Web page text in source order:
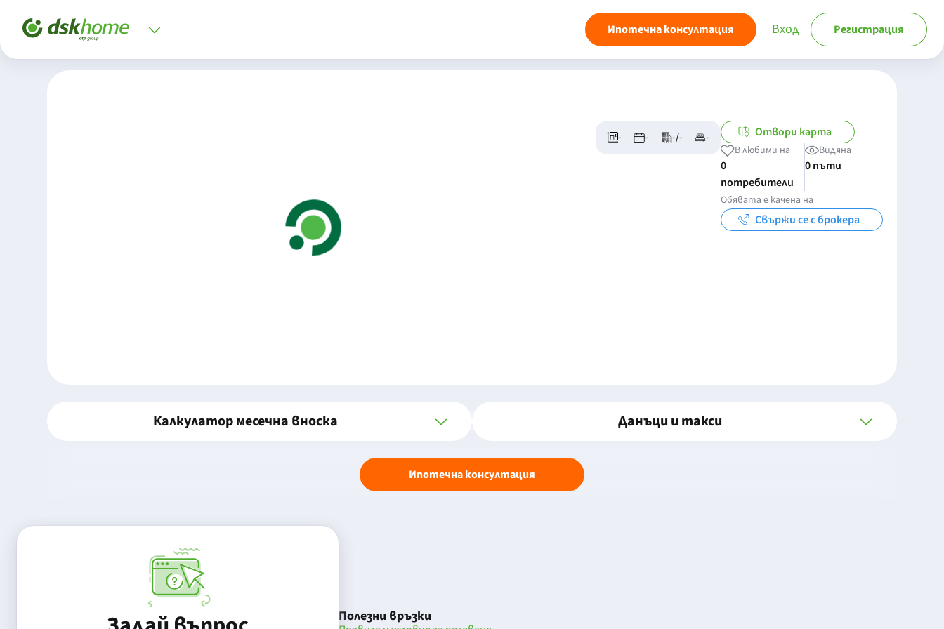
Ипотечна консултация Вход Регистрация
- - -/- - Отвори карта
В любими на
0
потребители
Видяна
0 пъти
Обявата е качена на
Свържи се с брокера
Калкулатор месечна вноска Данъци и такси
Ипотечна консултация
Полезни връзки